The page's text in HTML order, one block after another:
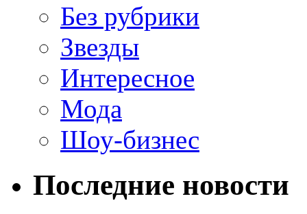
Без рубрики
Звезды
Интересное
Мода
Шоу-бизнес
Последние новости